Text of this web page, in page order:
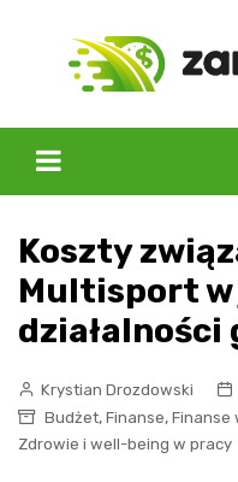
Koszty
Multisport w
działalności
Krystian Drozdowski
Budżet, Finanse, Finanse
Zdrowie i well-being w pracy